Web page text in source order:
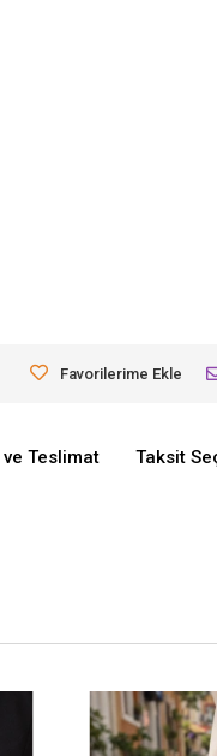
Favorilerime Ekle
Teslimat Taksit